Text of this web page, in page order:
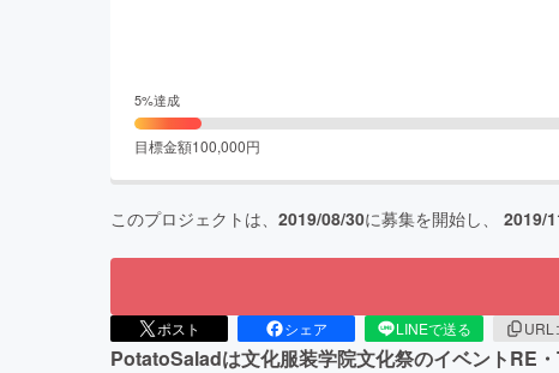
5%達成
目標金額100,000円
このプロジェクトは、 2019/08/30に募集を開始し、 2019/
ポスト シェア LINEで送る URL
PotatoSaladは文化服装学院文化祭のイベントRE